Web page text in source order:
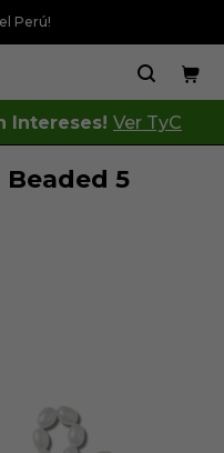
Perú!
Intereses! Ver TyC
5